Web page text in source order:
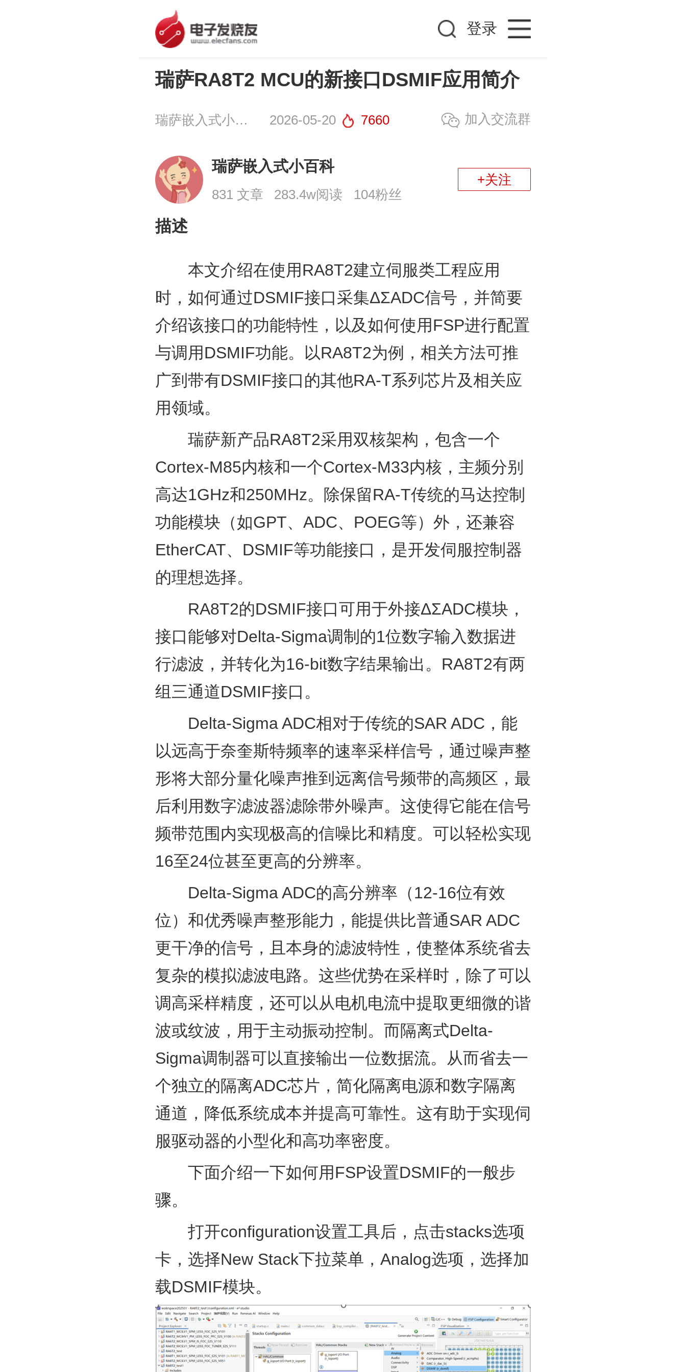
登录
瑞萨RA8T2 MCU的新接口DSMIF应用简介
瑞萨嵌入式小百科 2026-05-20 7660 加入交流群
瑞萨嵌入式小百科
831 文章 283.4w阅读 104粉丝
+关注
描述
本文介绍在使用RA8T2建立伺服类工程应用
时，如何通过DSMIF接口采集ΔΣADC信号，并简要
介绍该接口的功能特性，以及如何使用FSP进行配置
与调用DSMIF功能。以RA8T2为例，相关方法可推
广到带有DSMIF接口的其他RA-T系列芯片及相关应
用领域。
瑞萨新产品RA8T2采用双核架构，包含一个
Cortex-M85内核和一个Cortex-M33内核，主频分别
高达1GHz和250MHz。除保留RA-T传统的马达控制
功能模块（如GPT、ADC、POEG等）外，还兼容
EtherCAT、DSMIF等功能接口，是开发伺服控制器
的理想选择。
RA8T2的DSMIF接口可用于外接ΔΣADC模块，
接口能够对Delta-Sigma调制的1位数字输入数据进
行滤波，并转化为16-bit数字结果输出。RA8T2有两
组三通道DSMIF接口。
Delta-Sigma ADC相对于传统的SAR ADC，能
以远高于奈奎斯特频率的速率采样信号，通过噪声整
形将大部分量化噪声推到远离信号频带的高频区，最
后利用数字滤波器滤除带外噪声。这使得它能在信号
频带范围内实现极高的信噪比和精度。可以轻松实现
16至24位甚至更高的分辨率。
Delta-Sigma ADC的高分辨率（12-16位有效
位）和优秀噪声整形能力，能提供比普通SAR ADC
更干净的信号，且本身的滤波特性，使整体系统省去
复杂的模拟滤波电路。这些优势在采样时，除了可以
调高采样精度，还可以从电机电流中提取更细微的谐
波或纹波，用于主动振动控制。而隔离式Delta-
Sigma调制器可以直接输出一位数据流。从而省去一
个独立的隔离ADC芯片，简化隔离电源和数字隔离
通道，降低系统成本并提高可靠性。这有助于实现伺
服驱动器的小型化和高功率密度。
下面介绍一下如何用FSP设置DSMIF的一般步
骤。
打开configuration设置工具后，点击stacks选项
卡，选择New Stack下拉菜单，Analog选项，选择加
载DSMIF模块。